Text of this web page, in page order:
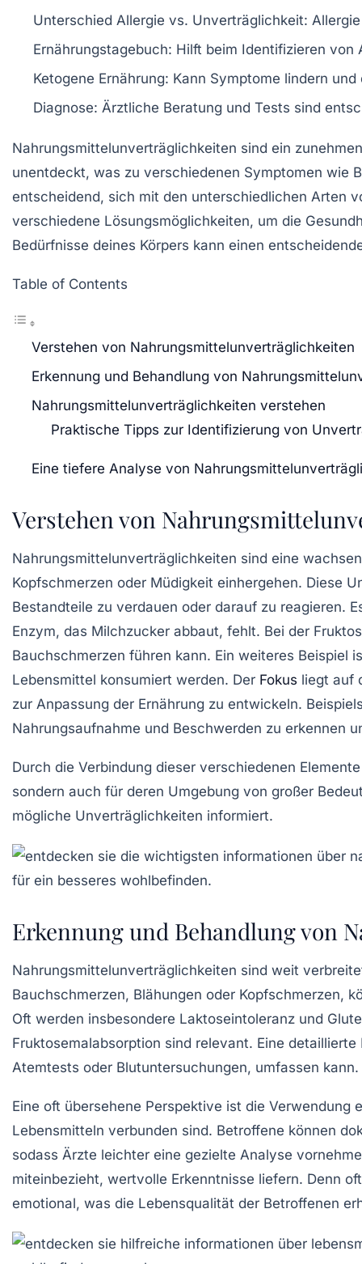
Unterschied Allergie vs. Unverträglichkeit:
Ernährungstagebuch: Hilft beim Identifizieren von
Ketogene Ernährung: Kann Symptome lindern
Diagnose: Ärztliche Beratung und Tests sind
Nahrungsmittelunverträglichkeiten sind ein
unentdeckt, was zu verschiedenen Symptomen wie
entscheidend, sich mit den unterschiedlichen Arten
verschiedene Lösungsmöglichkeiten, um die
Bedürfnisse deines Körpers kann einen
Table of Contents
Verstehen von Nahrungsmittelunverträglichkeiten
Erkennung und Behandlung von
Nahrungsmittelunverträglichkeiten verstehen
Praktische Tipps zur Identifizierung von
Eine tiefere Analyse von
Verstehen von
Nahrungsmittelunverträglichkeiten sind eine
Kopfschmerzen oder Müdigkeit einhergehen. Diese
Bestandteile zu verdauen oder darauf zu reagieren.
Enzym, das Milchzucker abbaut, fehlt. Bei der
Bauchschmerzen führen kann. Ein weiteres Beispiel
Lebensmittel konsumiert werden. Der Fokus liegt auf
zur Anpassung der Ernährung zu entwickeln.
Nahrungsaufnahme und Beschwerden zu erkennen
Durch die Verbindung dieser verschiedenen
sondern auch für deren Umgebung von großer
mögliche Unverträglichkeiten informiert.
Erkennung und Behandlung von
Nahrungsmittelunverträglichkeiten sind weit
Bauchschmerzen, Blähungen oder Kopfschmerzen,
Oft werden insbesondere Laktoseintoleranz und
Fruktosemalabsorption sind relevant. Eine
Atemtests oder Blutuntersuchungen, umfassen kann.
Eine oft übersehene Perspektive ist die Verwendung
Lebensmitteln verbunden sind. Betroffene können
sodass Ärzte leichter eine gezielte Analyse
miteinbezieht, wertvolle Erkenntnisse liefern. Denn
emotional, was die Lebensqualität der Betroffenen